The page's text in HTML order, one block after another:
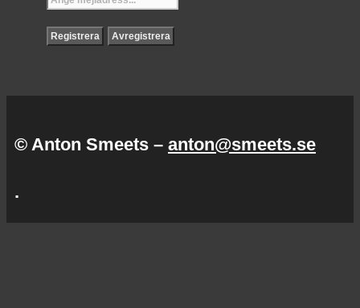
© Anton Smeets – anton@smeets.se
.